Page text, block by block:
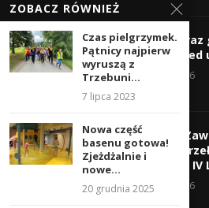
Gorąco,
chronić przed
4 sierpnia 2026
Krzysztof
wzmocni
nazwisko z IV
3 sierpnia 2026
ZOBACZ RÓWNIEŻ
Czas pielgrzymek.
Pątnicy najpierw
wyruszą z
Trzebuni...
7 lipca 2023
Nowa część
basenu gotowa!
Zjeżdżalnie i
nowe...
20 grudnia 2025